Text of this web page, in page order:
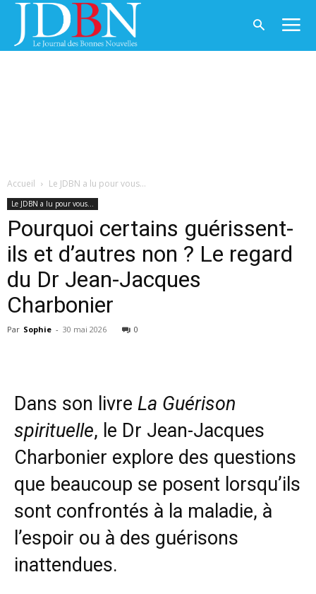
Accueil Le JDBN a lu pour vous...
Le JDBN a lu pour vous...
Pourquoi certains guérissent-
ils et d’autres non ? Le regard
du Dr Jean-Jacques
Charbonier
Par Sophie - 30 mai 2026 0
Dans son livre La Guérison
spirituelle, le Dr Jean-Jacques
Charbonier explore des questions
que beaucoup se posent lorsqu’ils
sont confrontés à la maladie, à
l’espoir ou à des guérisons
inattendues.